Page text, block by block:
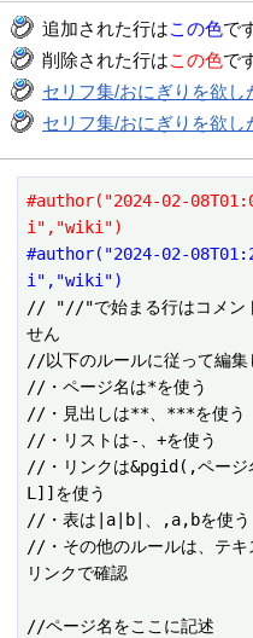
追加された行はこの色で
削除された行はこの色で
セリフ集/おにぎりを欲し
セリフ集/おにぎりを欲
#author("2024-02-
i","wiki")
#author("2024-02-
i","wiki")
// "//"で始まる行はコメン
せん
//以下のルールに従って編集
//・ページ名は*を使う
//・見出しは**、***を使う
//・リストは-、+を使う
//・リンクは&pgid(,ペー
L]]を使う
//・表は|a|b|、,a,bを使う
//・その他のルールは、テキ
リンクで確認
//ページ名をここに記述